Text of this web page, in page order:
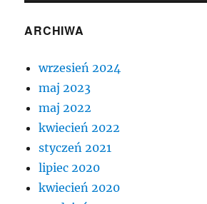
ARCHIWA
wrzesień 2024
maj 2023
maj 2022
kwiecień 2022
styczeń 2021
lipiec 2020
kwiecień 2020